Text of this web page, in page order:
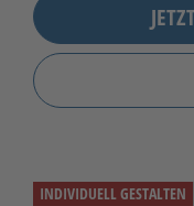
INDIVIDUELL GESTALTEN